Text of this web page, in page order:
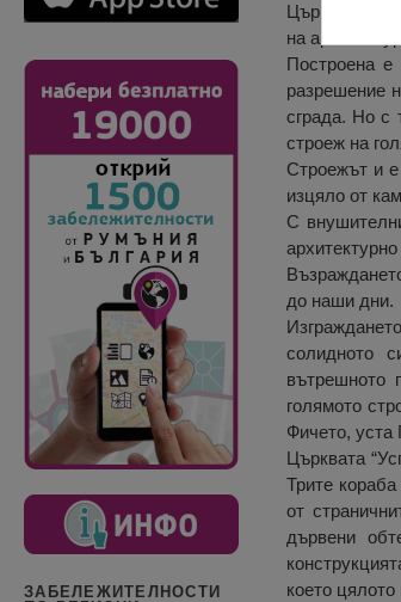
ЗАБЕЛЕЖИТЕЛНОСТИ
Църквата
на
Построена е
разрешение
сграда. Но с
строеж на
Строежът и е
изцяло от
С
до наши дни.
солидното
вътрешното
голямото
Фичето, уста
Църквата
Трите
от
дървени
което